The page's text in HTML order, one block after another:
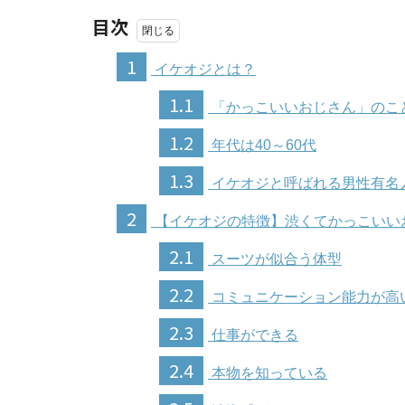
目次
1
イケオジとは？
1.1 「かっこいいおじさん」のこ
1.2 年代は40～60代
1.3 イケオジと呼ばれる男性有名
2 【イケオジの特徴】渋くてかっこい
2.1 スーツが似合う体型
2.2 コミュニケーション能力が高
2.3 仕事ができる
2.4 本物を知っている